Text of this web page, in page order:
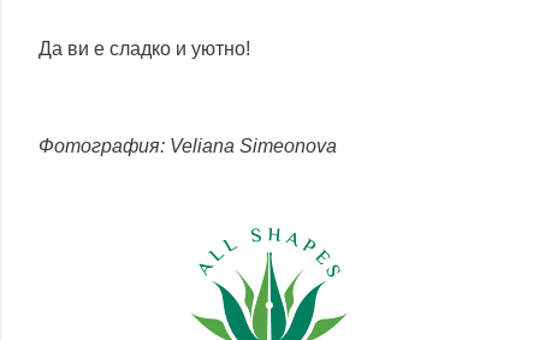
Да ви е сладко и уютно!
Фотография: Veliana Simeonova